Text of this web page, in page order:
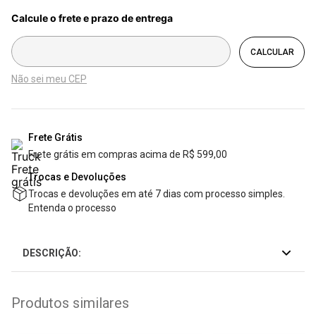
Não sei meu CEP
Frete Grátis
Frete grátis em compras acima de R$ 599,00
Trocas e Devoluções
Trocas e devoluções em até 7 dias com processo simples.
Entenda o processo
DESCRIÇÃO:
Produtos similares